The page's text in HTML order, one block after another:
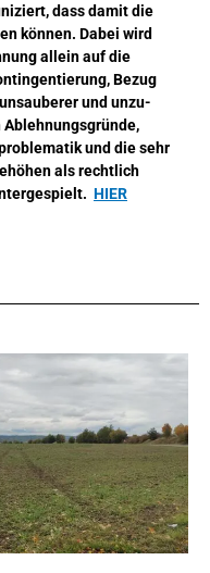
dass damit die
kön­nen. Dabei wird
allein auf die
Bezug
und unzu­
und die sehr
als rechtlich
HIER